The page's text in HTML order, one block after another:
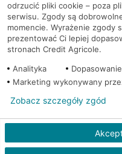
Mapa serwisu
PolitykaCookies
© 2026 Credit Agricole Bank
odrzucić pliki cookie – poza
serwisu. Zgody są
momencie. Wyrażenie zgody
prezentować Ci lepiej
stronach Credit Agricole.
Analityka
Marketing wykonywany
Zobacz szczegóły zgód